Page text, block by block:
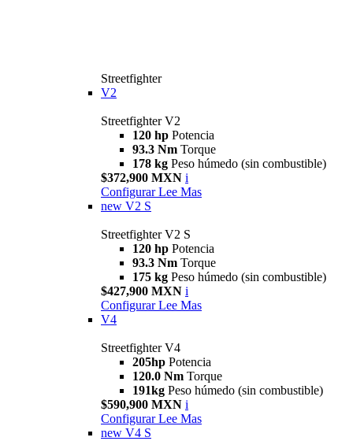
Streetfighter
V2
Streetfighter V2
120 hp Potencia
93.3 Nm Torque
178 kg Peso húmedo (sin combustible)
$372,900 MXN i
Configurar Lee Mas
new V2 S
Streetfighter V2 S
120 hp Potencia
93.3 Nm Torque
175 kg Peso húmedo (sin combustible)
$427,900 MXN i
Configurar Lee Mas
V4
Streetfighter V4
205hp Potencia
120.0 Nm Torque
191kg Peso húmedo (sin combustible)
$590,900 MXN i
Configurar Lee Mas
new V4 S